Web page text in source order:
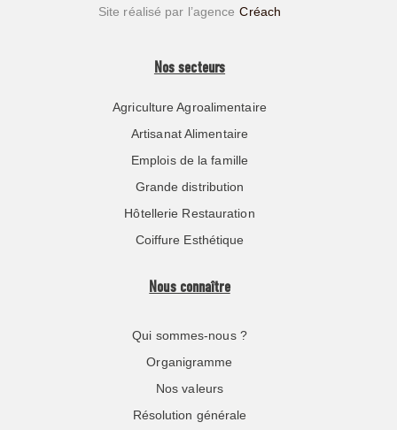
Site réalisé par l’agence Créach
Nos secteurs
Agriculture Agroalimentaire
Artisanat Alimentaire
Emplois de la famille
Grande distribution
Hôtellerie Restauration
Coiffure Esthétique
Nous connaître
Qui sommes-nous ?
Organigramme
Nos valeurs
Résolution générale